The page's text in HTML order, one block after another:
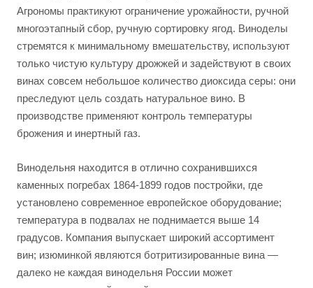
Агрономы практикуют ограничение урожайности, ручной
многоэтапный сбор, ручную сортировку ягод. Виноделы
стремятся к минимальному вмешательству, используют
только чистую культуру дрожжей и задействуют в своих
винах совсем небольшое количество диоксида серы: они
преследуют цель создать натуральное вино. В
производстве применяют контроль температуры
брожения и инертный газ.
Винодельня находится в отлично сохранившихся
каменных погребах 1864-1899 годов постройки, где
установлено современное европейское оборудование;
температура в подвалах не поднимается выше 14
градусов. Компания выпускает широкий ассортимент
вин; изюминкой являются ботритизированные вина —
далеко не каждая винодельня России может